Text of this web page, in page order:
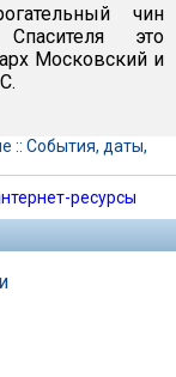
чин
это
Московский и
:: События, даты,
ресурсы